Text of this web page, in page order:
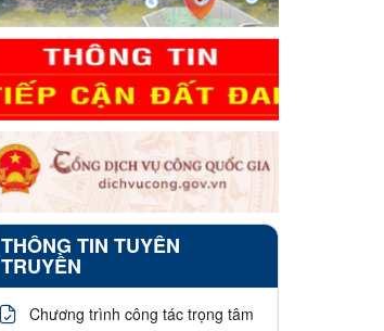
THÔNG TIN TUYÊN
TRUYỀN
Chương trình công tác trọng tâm